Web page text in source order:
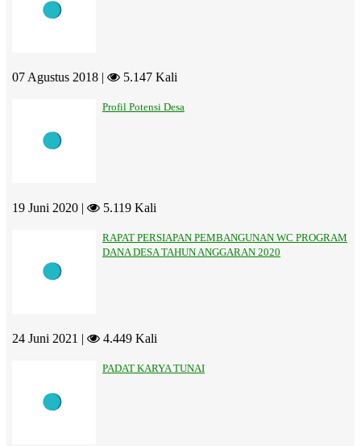
07 Agustus 2018 | 5.147 Kali
Profil Potensi Desa
19 Juni 2020 | 5.119 Kali
RAPAT PERSIAPAN PEMBANGUNAN WC PROGRAM
DANA DESA TAHUN ANGGARAN 2020
24 Juni 2021 | 4.449 Kali
PADAT KARYA TUNAI